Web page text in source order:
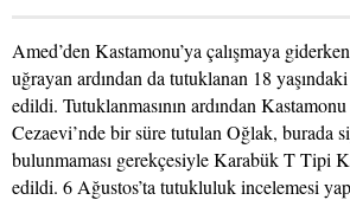
Amed’den Kastamonu’ya çalışmaya giderken
uğrayan ardından da tutuklanan 18
edildi. Tutuklanmasının ardından
Cezaevi’nde bir süre tutulan Oğlak, burada
bulunmaması gerekçesiyle Karabük T Tipi
edildi. 6 Ağustos’ta tutukluluk incelemesi